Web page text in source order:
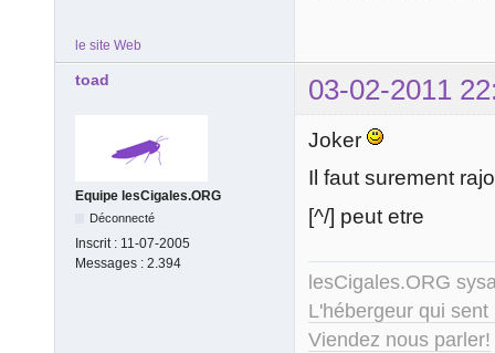
le site Web
toad 03-02-2011
Equipe lesCigales.ORG
Déconnecté
Inscrit : 11-07-2005
Messages : 2.394
Joker
Il faut surement
[^/] peut etre
lesCigales.ORG
L'hébergeur qui
Viendez nous parler!